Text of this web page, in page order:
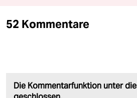
52 Kommentare
Die Kommentarfunktion unter